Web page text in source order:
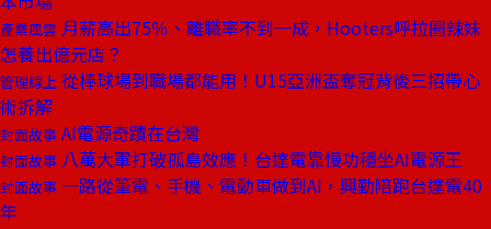
產業風雲 月薪高出75％、離職率不到一成，Hooters呼拉圈辣妹
怎養出億元店？
管理線上 從棒球場到職場都能用！U15亞洲盃奪冠背後三招帶心
術拆解
封面故事 AI電源奇蹟在台灣
封面故事 八萬大軍打破孤島效應！台達電靠慢功穩坐AI電源王
封面故事 一路從筆電、手機、電動車做到AI，興勤陪跑台達電40
年